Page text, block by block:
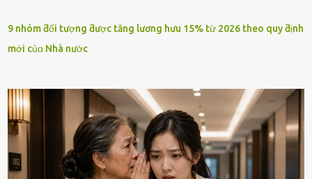
9 nhóm ƌối tượng ƌược tăng lương hưu 15% từ 2026 theo quy ƌịnh
mới củɑ Nhà nước